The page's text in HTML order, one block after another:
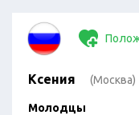
Ксения (Москва)
Молодцы